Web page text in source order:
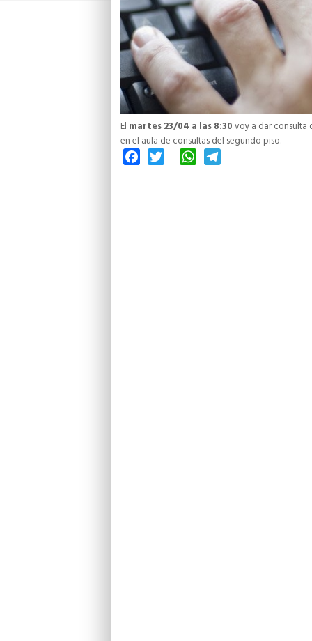
El martes 23/04 a las 8:30voy a dar consulta
en el aula de consultas del segundo piso.
FacebookTwitter WhatsApp